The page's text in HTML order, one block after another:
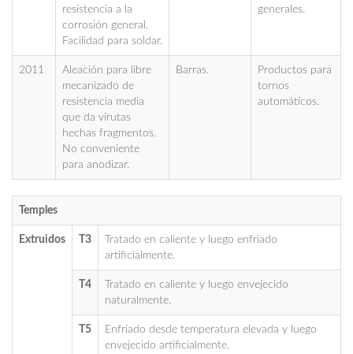
resistencia a la
corrosión general.
Facilidad para soldar.
generales.
2011
Aleación para libre
mecanizado de
resistencia media
que da virutas
hechas fragmentos.
No conveniente
para anodizar.
Barras.
Productos para
tornos
automáticos.
Temples
Extruidos T3
Tratado en caliente y luego enfriado
artificialmente.
T4
Tratado en caliente y luego envejecido
naturalmente.
T5
Enfriado desde temperatura elevada y luego
envejecido artificialmente.